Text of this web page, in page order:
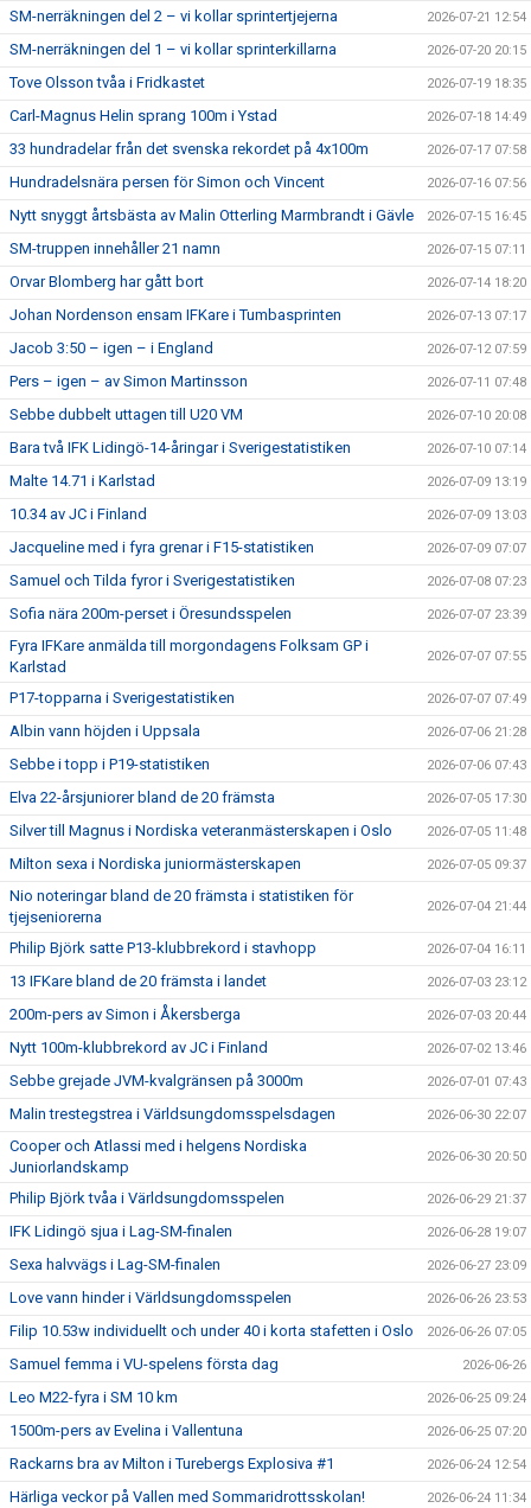
SM-nerräkningen del 2 – vi kollar sprintertjejerna 2026-07-21 12:54
SM-nerräkningen del 1 – vi kollar sprinterkillarna 2026-07-20 20:15
Tove Olsson tvåa i Fridkastet 2026-07-19 18:35
Carl-Magnus Helin sprang 100m i Ystad 2026-07-18 14:49
33 hundradelar från det svenska rekordet på 4x100m 2026-07-17 07:58
Hundradelsnära persen för Simon och Vincent 2026-07-16 07:56
Nytt snyggt årtsbästa av Malin Otterling Marmbrandt i Gävle 2026-07-15 16:45
SM-truppen innehåller 21 namn 2026-07-15 07:11
Orvar Blomberg har gått bort 2026-07-14 18:20
Johan Nordenson ensam IFKare i Tumbasprinten 2026-07-13 07:17
Jacob 3:50 – igen – i England 2026-07-12 07:59
Pers – igen – av Simon Martinsson 2026-07-11 07:48
Sebbe dubbelt uttagen till U20 VM 2026-07-10 20:08
Bara två IFK Lidingö-14-åringar i Sverigestatistiken 2026-07-10 07:14
Malte 14.71 i Karlstad 2026-07-09 13:19
10.34 av JC i Finland 2026-07-09 13:03
Jacqueline med i fyra grenar i F15-statistiken 2026-07-09 07:07
Samuel och Tilda fyror i Sverigestatistiken 2026-07-08 07:23
Sofia nära 200m-perset i Öresundsspelen 2026-07-07 23:39
Fyra IFKare anmälda till morgondagens Folksam GP i
Karlstad
2026-07-07 07:55
P17-topparna i Sverigestatistiken 2026-07-07 07:49
Albin vann höjden i Uppsala 2026-07-06 21:28
Sebbe i topp i P19-statistiken 2026-07-06 07:43
Elva 22-årsjuniorer bland de 20 främsta 2026-07-05 17:30
Silver till Magnus i Nordiska veteranmästerskapen i Oslo 2026-07-05 11:48
Milton sexa i Nordiska juniormästerskapen 2026-07-05 09:37
Nio noteringar bland de 20 främsta i statistiken för
tjejseniorerna
2026-07-04 21:44
Philip Björk satte P13-klubbrekord i stavhopp 2026-07-04 16:11
13 IFKare bland de 20 främsta i landet 2026-07-03 23:12
200m-pers av Simon i Åkersberga 2026-07-03 20:44
Nytt 100m-klubbrekord av JC i Finland 2026-07-02 13:46
Sebbe grejade JVM-kvalgränsen på 3000m 2026-07-01 07:43
Malin trestegstrea i Världsungdomsspelsdagen 2026-06-30 22:07
Cooper och Atlassi med i helgens Nordiska
Juniorlandskamp
2026-06-30 20:50
Philip Björk tvåa i Världsungdomsspelen 2026-06-29 21:37
IFK Lidingö sjua i Lag-SM-finalen 2026-06-28 19:07
Sexa halvvägs i Lag-SM-finalen 2026-06-27 23:09
Love vann hinder i Världsungdomsspelen 2026-06-26 23:53
Filip 10.53w individuellt och under 40 i korta stafetten i Oslo 2026-06-26 07:05
Samuel femma i VU-spelens första dag 2026-06-26
Leo M22-fyra i SM 10 km 2026-06-25 09:24
1500m-pers av Evelina i Vallentuna 2026-06-25 07:20
Rackarns bra av Milton i Turebergs Explosiva #1 2026-06-24 12:54
Härliga veckor på Vallen med Sommaridrottsskolan! 2026-06-24 11:34